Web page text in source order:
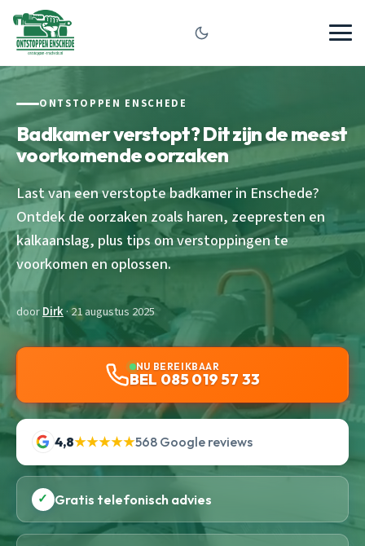
ONTSTOPPEN ENSCHEDE
Badkamer verstopt? Dit zijn de meest
voorkomende oorzaken
Last van een verstopte badkamer in Enschede?
Ontdek de oorzaken zoals haren, zeepresten en
kalkaanslag, plus tips om verstoppingen te
voorkomen en oplossen.
doorDirk· 21 augustus 2025
NU BEREIKBAAR
BEL 085 019 57 33
4,8★★★★★568 Google reviews
✓ Gratis telefonisch advies